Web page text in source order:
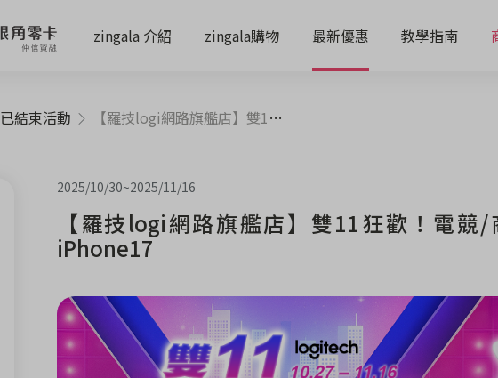
zingala 介紹 zingala購物 最新優惠 教學指南
已結束活動 【羅技logi網路旗艦店】雙11狂歡！電競/商務系列全面現折再抽iPhone17
2025/10/30~2025/11/16
【羅技logi網路旗艦店】雙11狂歡！電競
iPhone17